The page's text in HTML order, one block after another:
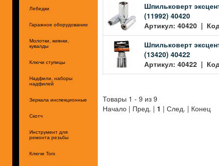
Лебедки
Гаражное оборудование
Молотки, киянки,
кувалды
Ключи ступицы
Надфили, наборы
надфилей
Зеркала инспекционные
Скотч
Инструмент для
ремонта резьбы
Ключи Torx
Шпильковерт
(11992) 40420
Артикул: 40420 |
Шпильковерт
(13420) 40422
Артикул: 40422 |
Товары 1 - 9 из 9
Начало | Пред. | 1 | След. | Конец